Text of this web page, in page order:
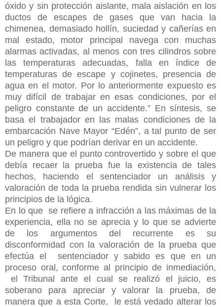
óxido y sin protección aislante, mala aislación en los
ductos de escapes de gases que van hacia la
chimenea, demasiado hollín, suciedad y cañerías en
mal estado, motor principal navega con muchas
alarmas activadas, al menos con tres cilindros sobre
las temperaturas adecuadas, falla en índice de
temperaturas de escape y cojinetes, presencia de
agua en el motor. Por lo anteriormente expuesto es
muy difícil de trabajar en esas condiciones, por el
peligro constante de un accidente.” En síntesis, se
basa el trabajador en las malas condiciones de la
embarcación Nave Mayor “Edén”, a tal punto de ser
un peligro y que podrían derivar en un accidente.
De manera que el punto controvertido y sobre el que
debía recaer la prueba fue la existencia de tales
hechos, haciendo el sentenciador un análisis y
valoración de toda la prueba rendida sin vulnerar los
principios de la lógica.
En lo que se refiere a infracción a las máximas de la
experiencia, ella no se aprecia y lo que se advierte
de los argumentos del recurrente es su
disconformidad con la valoración de la prueba que
efectúa el sentenciador y sabido es que en un
proceso oral, conforme al principio de inmediación,
el Tribunal ante el cual se realizó el juicio, es
soberano para apreciar y valorar la prueba, de
manera que a esta Corte, le está vedado alterar los